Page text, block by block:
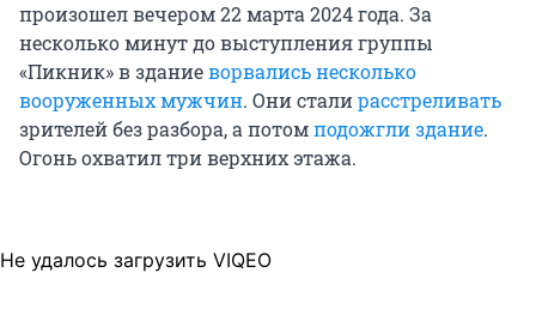
произошел вечером 22 марта 2024 года. За
несколько минут до выступления группы
«Пикник» в зданиеворвались несколько
вооруженных мужчин. Они сталирасстреливать
зрителей без разбора, а потомподожгли здание.
Огонь охватил три верхних этажа.
Не удалось загрузить VIQEO